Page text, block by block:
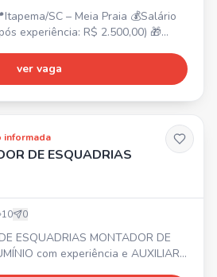
experiência: R$ 2.500,00) 🎁
metas, Gympass, 2 consultas
Consulta nutricionista,
ver vaga
informada
DE ESQUADRIAS
10 0
MONTADOR DE
com experiência e AUXILIAR